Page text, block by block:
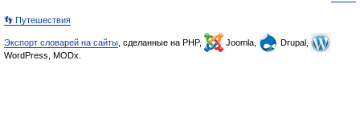
👣 Путешествия
Экспорт словарей на сайты , сделанные на PHP, Joomla,
Drupal,
WordPress, MODx.